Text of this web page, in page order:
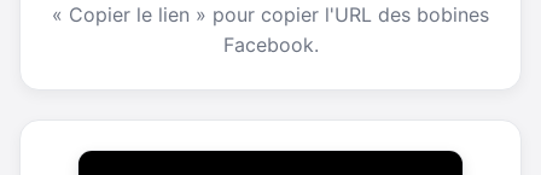
« Copier le lien » pour copier l'URL des bobines
Facebook.